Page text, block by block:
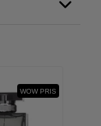
WOW PRIS